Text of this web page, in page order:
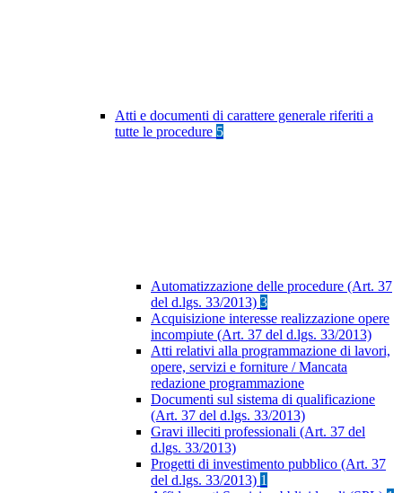
Atti e documenti di carattere generale riferiti a
tutte le procedure 5
Automatizzazione delle procedure (Art. 37
del d.lgs. 33/2013) 3
Acquisizione interesse realizzazione opere
incompiute (Art. 37 del d.lgs. 33/2013)
Atti relativi alla programmazione di lavori,
opere, servizi e forniture / Mancata
redazione programmazione
Documenti sul sistema di qualificazione
(Art. 37 del d.lgs. 33/2013)
Gravi illeciti professionali (Art. 37 del
d.lgs. 33/2013)
Progetti di investimento pubblico (Art. 37
del d.lgs. 33/2013) 1